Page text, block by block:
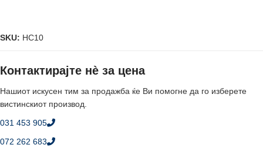
SKU: HC10
Контактирајте нè за цена
Нашиот искусен тим за продажба ќе Ви помогне да го изберете
вистинскиот производ.
031 453 905
072 262 683